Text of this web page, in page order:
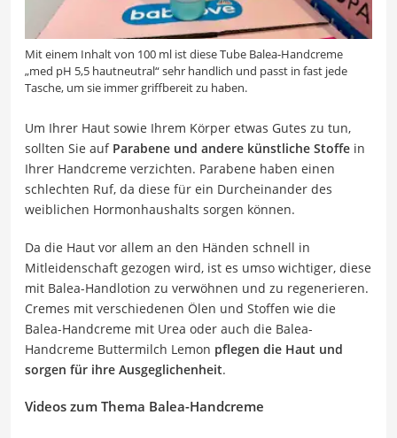
Mit einem Inhalt von 100 ml ist diese Tube Balea-Handcreme
„med pH 5,5 hautneutral“ sehr handlich und passt in fast jede
Tasche, um sie immer griffbereit zu haben.
Um Ihrer Haut sowie Ihrem Körper etwas Gutes zu tun,
sollten Sie auf Parabene und andere künstliche Stoffe in
Ihrer Handcreme verzichten. Parabene haben einen
schlechten Ruf, da diese für ein Durcheinander des
weiblichen Hormonhaushalts sorgen können.
Da die Haut vor allem an den Händen schnell in
Mitleidenschaft gezogen wird, ist es umso wichtiger, diese
mit Balea-Handlotion zu verwöhnen und zu regenerieren.
Cremes mit verschiedenen Ölen und Stoffen wie die
Balea-Handcreme mit Urea oder auch die Balea-
Handcreme Buttermilch Lemon pflegen die Haut und
sorgen für ihre Ausgeglichenheit.
Videos zum Thema Balea-Handcreme